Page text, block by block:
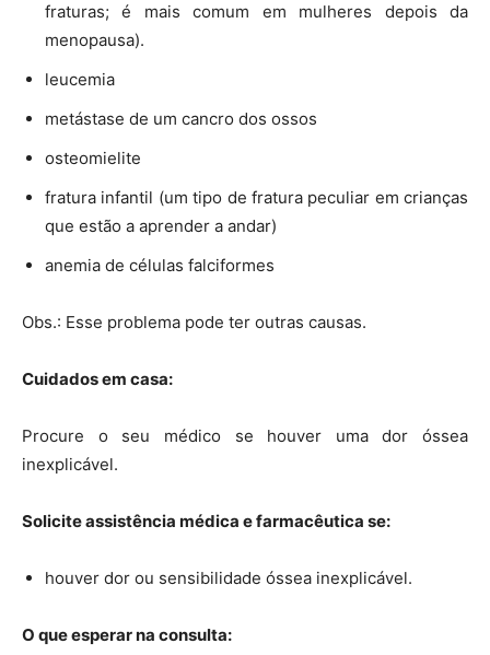
fraturas; é mais comum em mulheres depois da
menopausa).
leucemia
metástase de um cancro dos ossos
osteomielite
fratura infantil (um tipo de fratura peculiar em crianças
que estão a aprender a andar)
anemia de células falciformes
Obs.: Esse problema pode ter outras causas.
Cuidados em casa:
Procure o seu médico se houver uma dor óssea
inexplicável.
Solicite assistência médica e farmacêutica se:
houver dor ou sensibilidade óssea inexplicável.
O que esperar na consulta: